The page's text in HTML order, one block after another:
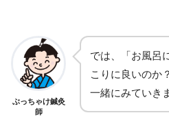
ぶっちゃけ鍼灸
師
では、「お風呂
こりに良いのか？
一緒にみていき